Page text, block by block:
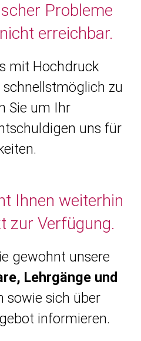
Probleme
erreichbar.
mit Hochdruck
zu
Sie um Ihr
uns für
Ihnen weiterhin
zur Verfügung.
gewohnt unsere
Lehrgänge und
sowie sich über
informieren.